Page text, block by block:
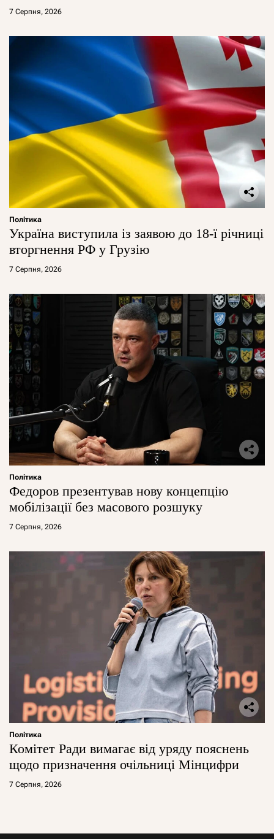
7 Серпня, 2026
Політика
Україна виступила із заявою до 18-ї річниці
вторгнення РФ у Грузію
7 Серпня, 2026
Політика
Федоров презентував нову концепцію
мобілізації без масового розшуку
7 Серпня, 2026
Політика
Комітет Ради вимагає від уряду пояснень
щодо призначення очільниці Мінцифри
7 Серпня, 2026